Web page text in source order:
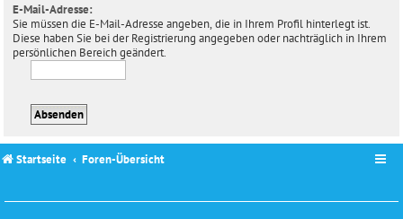
E-Mail-Adresse:
Sie müssen die E-Mail-Adresse angeben, die in Ihrem Profil hinterlegt ist.
Diese haben Sie bei der Registrierung angegeben oder nachträglich in Ihrem
persönlichen Bereich geändert.
Startseite Foren-Übersicht